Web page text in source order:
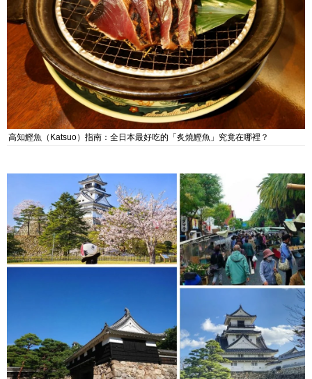
高知鰹魚（Katsuo）指南：全日本最好吃的「炙燒鰹魚」究竟在哪裡？